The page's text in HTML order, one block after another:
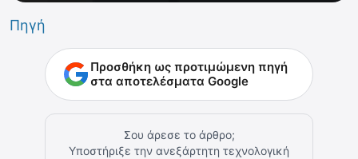
Πηγή
Προσθήκη ως προτιμώμενη πηγή
στα αποτελέσματα Google
Σου άρεσε το άρθρο;
Υποστήριξε την ανεξάρτητη τεχνολογική